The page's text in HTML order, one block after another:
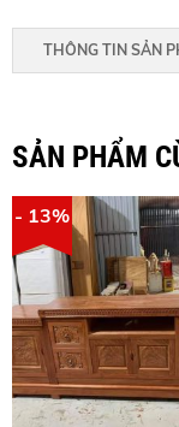
THÔNG TIN SẢN
SẢN PHẨM
- 13%